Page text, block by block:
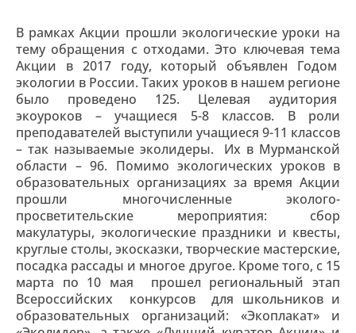
В рамках Акции прошли экологические уроки на
тему обращения с отходами. Это ключевая тема
Акции в 2017 году, который объявлен Годом
экологии в России. Таких уроков в нашем регионе
было проведено 125. Целевая аудитория
экоуроков – учащиеся 5-8 классов. В роли
преподавателей выступили учащиеся 9-11 классов
– так называемые эколидеры. Их в Мурманской
области – 96. Помимо экологических уроков в
образовательных организациях за время Акции
прошли многочисленные эколого-
просветительские мероприятия: сбор
макулатуры, экологические праздники и квесты,
круглые столы, экосказки, творческие мастерские,
посадка рассады и многое другое. Кроме того, с 15
марта по 10 мая прошел региональный этап
Всероссийских конкурсов для школьников и
образовательных организаций: «Экоплакат» и